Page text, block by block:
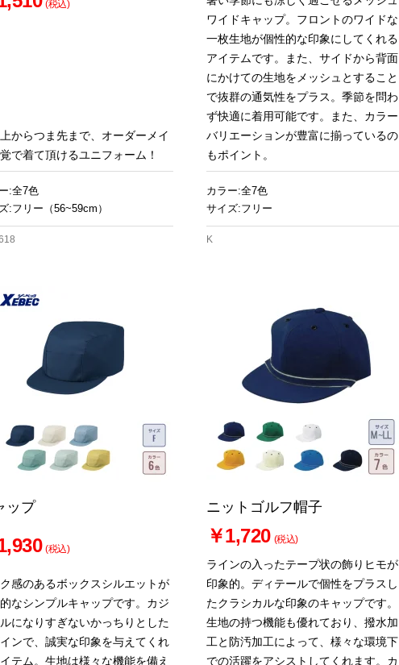
(税込)
からつま先まで、オーダーメイ
覚で着て頂けるユニフォーム！
:全7色
:フリー（56~59cm）
ワイドキャップ。フロントのワイドな
一枚生地が個性的な印象にしてくれる
アイテムです。また、サイドから背面
にかけての生地をメッシュとすること
で抜群の通気性をプラス。季節を問わ
ず快適に着用可能です。また、カラー
バリエーションが豊富に揃っているの
もポイント。
カラー:全7色
サイズ:フリー
K
ップ
(税込)
感のあるボックスシルエットが
なシンプルキャップです。カジ
になりすぎないかっちりとした
ンで、誠実な印象を与えてくれ
テム。生地は様々な機能を備え
ニットゴルフ帽子
￥1,720 (税込)
ラインの入ったテープ状の飾りヒモが
印象的。ディテールで個性をプラスし
たクラシカルな印象のキャップです。
生地の持つ機能も優れており、撥水加
工と防汚加工によって、様々な環境下
での活躍をアシストしてくれます。カ